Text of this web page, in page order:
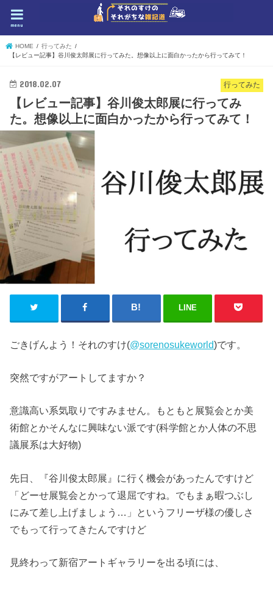
menu
HOME
行ってみた
【レビュー記事】谷川俊太郎展に行ってみた。想像以上に面白かったから行ってみて！
行ってみた
2018.02.07
【レビュー記事】谷川俊太郎展に行ってみ
た。想像以上に面白かったから行ってみて！
LINE
ごきげんよう！それのすけ(@sorenosukeworld)です。
突然ですがアートしてますか？
意識高い系気取りですみません。もともと展覧会とか美
術館とかそんなに興味ない派です(科学館とか人体の不思
議展系は大好物)
先日、『谷川俊太郎展』に行く機会があったんですけど
「どーせ展覧会とかって退屈ですね。でもまぁ暇つぶし
にみて差し上げましょう…」というフリーザ様の優しさ
でもって行ってきたんですけど
見終わって新宿アートギャラリーを出る頃には、